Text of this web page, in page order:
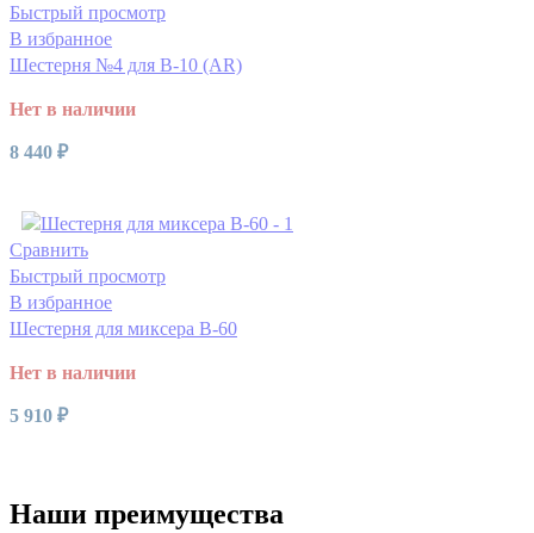
Быстрый просмотр
В избранное
Шестерня №4 для В-10 (AR)
Нет в наличии
8 440 ₽
Сравнить
Быстрый просмотр
В избранное
Шестерня для миксера B-60
Нет в наличии
5 910 ₽
Наши преимущества